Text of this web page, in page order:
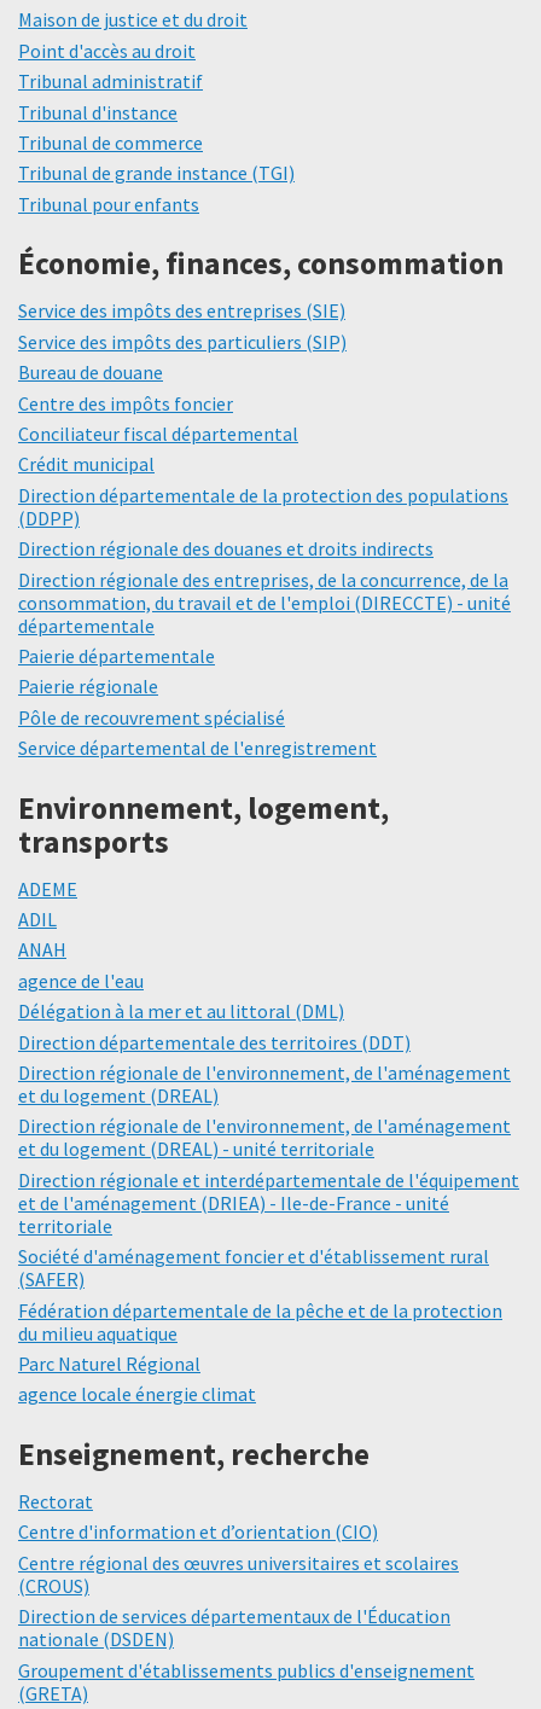
Maison de justice et du droit
Point d'accès au droit
Tribunal administratif
Tribunal d'instance
Tribunal de commerce
Tribunal de grande instance (TGI)
Tribunal pour enfants
Économie, finances, consommation
Service des impôts des entreprises (SIE)
Service des impôts des particuliers (SIP)
Bureau de douane
Centre des impôts foncier
Conciliateur fiscal départemental
Crédit municipal
Direction départementale de la protection des populations
(DDPP)
Direction régionale des douanes et droits indirects
Direction régionale des entreprises, de la concurrence, de la
consommation, du travail et de l'emploi (DIRECCTE) - unité
départementale
Paierie départementale
Paierie régionale
Pôle de recouvrement spécialisé
Service départemental de l'enregistrement
Environnement, logement,
transports
ADEME
ADIL
ANAH
agence de l'eau
Délégation à la mer et au littoral (DML)
Direction départementale des territoires (DDT)
Direction régionale de l'environnement, de l'aménagement
et du logement (DREAL)
Direction régionale de l'environnement, de l'aménagement
et du logement (DREAL) - unité territoriale
Direction régionale et interdépartementale de l'équipement
et de l'aménagement (DRIEA) - Ile-de-France - unité
territoriale
Société d'aménagement foncier et d'établissement rural
(SAFER)
Fédération départementale de la pêche et de la protection
du milieu aquatique
Parc Naturel Régional
agence locale énergie climat
Enseignement, recherche
Rectorat
Centre d'information et d’orientation (CIO)
Centre régional des œuvres universitaires et scolaires
(CROUS)
Direction de services départementaux de l'Éducation
nationale (DSDEN)
Groupement d'établissements publics d'enseignement
(GRETA)